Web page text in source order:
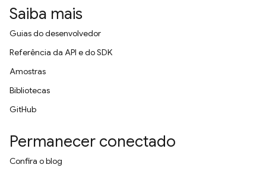
Saiba mais
Guias do desenvolvedor
Referência da API e do SDK
Amostras
Bibliotecas
GitHub
Permanecer conectado
Confira o blog